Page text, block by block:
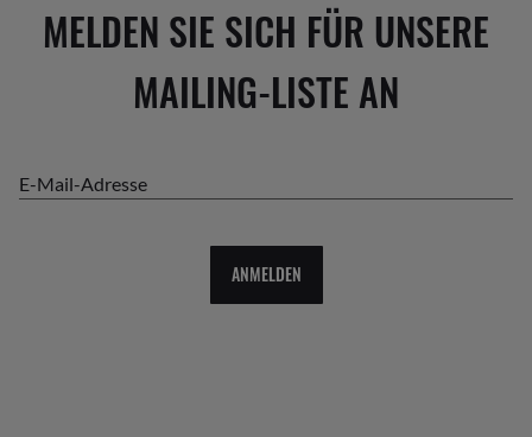
MELDEN SIE SICH FÜR UNSERE
MAILING-LISTE AN
E-Mail-Adresse
ANMELDEN